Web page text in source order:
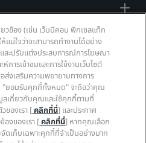
twitterlinkedin
วข้อง (เช่น เว็บบีคอน พิกเซลแท็ก
น่ใจว่าจะสามารถทำงานได้อย่าง
ะปรับแต่งประสบการณ์การโฆษณา
การเข้าชมและการใช้งานเว็บไซต์
งเสริมความพยายามทางการ
ก "ยอมรับคุกกี้ทั้งหมด" จะถือว่าคุณ
เกี่ยวกับคุณและใช้คุกกี้ตามที่
ของเรา [คลิกที่นี่] และประกาศ
องของเรา [คลิกที่นี่] หากคุณเลือก
ดเก็บเฉพาะคุกกี้ที่จำเป็นอย่างมาก